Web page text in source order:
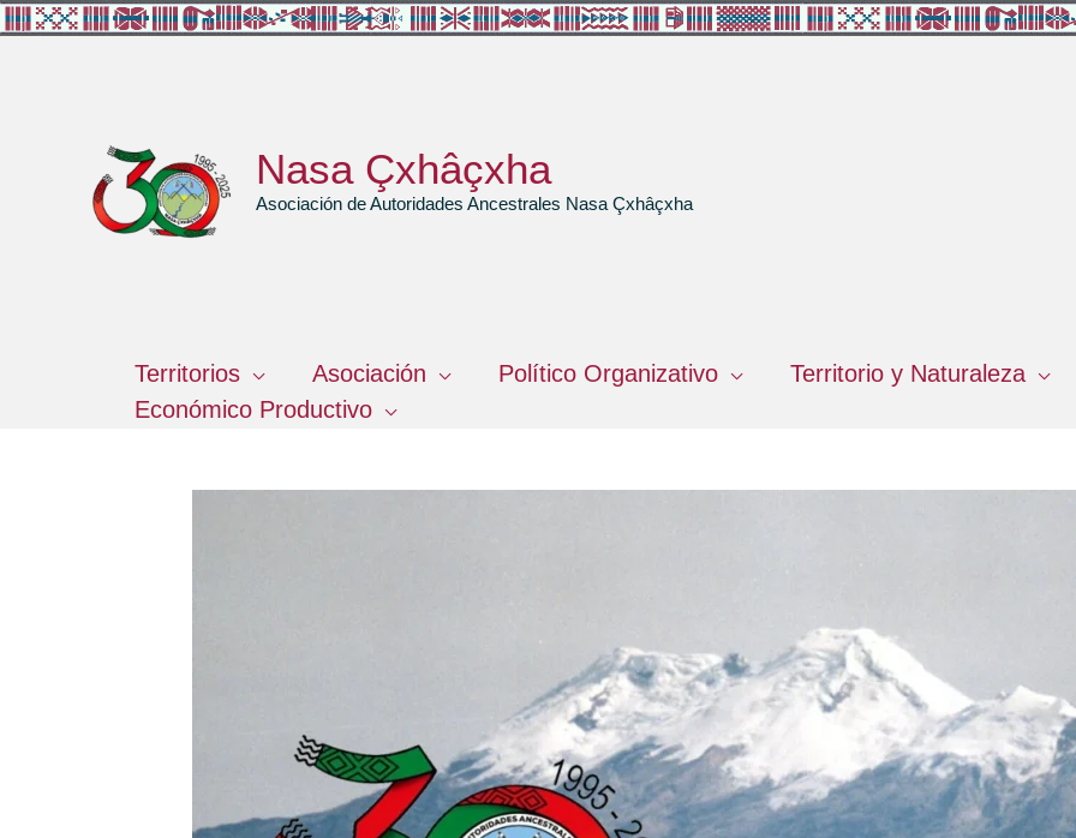
Ir
Nasa Çxhâçxha
Asociación de Autoridades Ancestrales Nasa Çxhâçxha
Territorios Asociación Político Organizativo
Territorio y Naturaleza
Económico Productivo